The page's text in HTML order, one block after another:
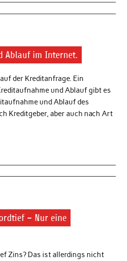
Ablauf im Internet.
der Kreditanfrage. Ein
und Ablauf gibt es
und Ablauf des
Kreditgeber, aber auch nach Art
– Nur eine
Zins? Das ist allerdings nicht